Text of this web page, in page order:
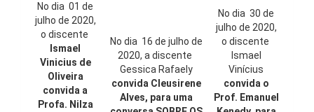
No dia 01 de
julho de 2020,
o discente
Ismael
Vinicius de
Oliveira
convida a
Profa. Nilza
No dia 16 de julho de
2020, a discente
Gessica Rafaely
convida Cleusirene
Alves, para uma
No dia 30 de
julho de 2020,
o discente
Ismael
Vinícius
convida o
Prof. Emanuel